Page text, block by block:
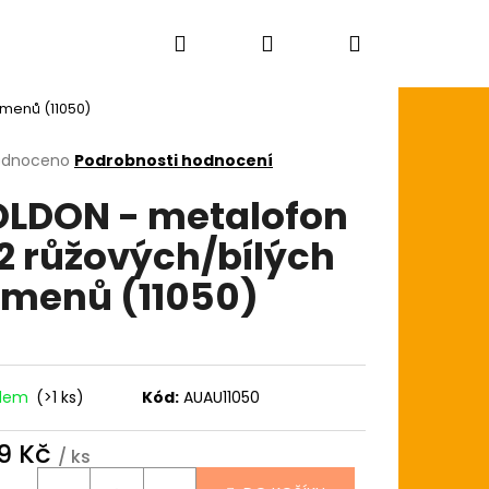
Hledat PřihlášeníNákupní
(11050)
Podrobnosti hodnocení
- metalofon
růžových/bílých
(11050)
(>1 ks) Kód: AUAU11050
Kč / ks
SKIN+ COATED